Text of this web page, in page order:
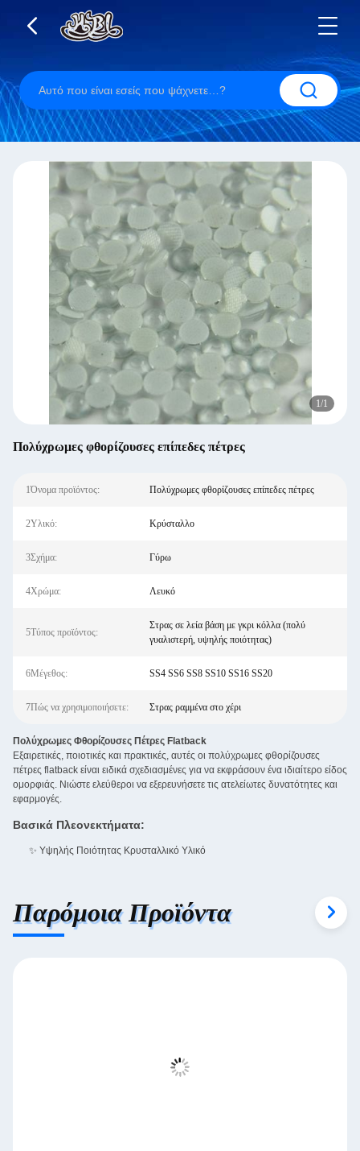
1/1
Πολύχρωμες φθορίζουσες επίπεδες πέτρες
1Όνομα προϊόντος: Πολύχρωμες φθορίζουσες επίπεδες πέτρες
2Υλικό: Κρύσταλλο
3Σχήμα: Γύρω
4Χρώμα: Λευκό
5Τύπος προϊόντος:
Στρας σε λεία βάση με γκρι κόλλα (πολύ
γυαλιστερή, υψηλής ποιότητας)
6Μέγεθος: SS4 SS6 SS8 SS10 SS16 SS20
7Πώς να χρησιμοποιήσετε: Στρας ραμμένα στο χέρι
Πολύχρωμες Φθορίζουσες Πέτρες Flatback
Εξαιρετικές, ποιοτικές και πρακτικές, αυτές οι πολύχρωμες φθορίζουσες
πέτρες flatback είναι ειδικά σχεδιασμένες για να εκφράσουν ένα ιδιαίτερο είδος
ομορφιάς. Νιώστε ελεύθεροι να εξερευνήσετε τις ατελείωτες δυνατότητες και
εφαρμογές.
Βασικά Πλεονεκτήματα:
✨ Υψηλής Ποιότητας Κρυσταλλικό Υλικό
Παρόμοια Προϊόντα